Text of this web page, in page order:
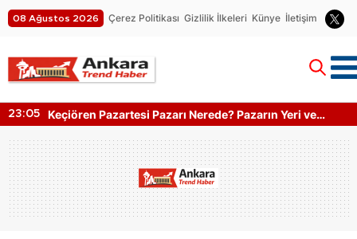
08 Ağustos 2026 Çerez Politikası Gizlilik İlkeleri Künye İletişim
23:05
Keçiören Pazartesi Pazarı Nerede? Pazarın Yeri ve